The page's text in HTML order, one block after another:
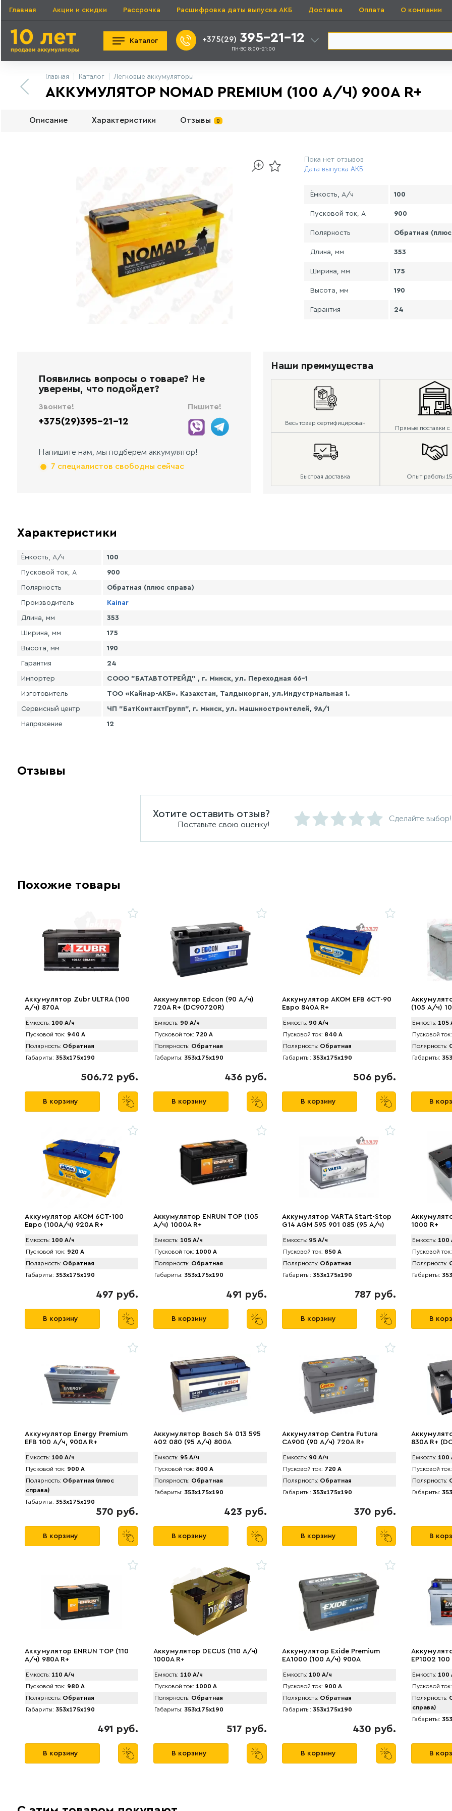
Главная Акции и скидки Рассрочка Расшифровка даты выпуска АКБ Доставка Оплата О компании
Каталог +375(29) 395-21-12
ПН-ВС 8:00-21:00
Главная Каталог Легковые аккумуляторы
АККУМУЛЯТОР NOMAD PREMIUM (100 А/Ч) 900A R+
Описание Характеристики Отзывы 0
Пока нет отзывов
Дата выпуска АКБ
Ёмкость, А/ч 100
Пусковой ток, А 900
Полярность Обратная
Длина, мм 353
Ширина, мм 175
Высота, мм 190
Гарантия 24
Появились вопросы о товаре? Не
уверены, что подойдет?
Звоните!
+375(29)395-21-12
Пишите!
Напишите нам, мы подберем аккумулятор!
7 специалистов свободны сейчас
Наши преимущества
Весь товар сертифицирован
Прямые поставки с
Быстрая доставка Опыт работы
Характеристики
Ёмкость, А/ч 100
Пусковой ток, А 900
Полярность Обратная (плюс справа)
Производитель Kainar
Длина, мм 353
Ширина, мм 175
Высота, мм 190
Гарантия 24
Импортер СООО "БАТАВТОТРЕЙД" , г. Минск, ул. Переходная 66-1
Изготовитель ТОО «Кайнар-АКБ». Казахстан, Талдыкорган, ул.Индустриальная 1.
Сервисный центр ЧП "БатКонтактГрупп", г. Минск, ул. Машиностроителей, 9А/1
Напряжение 12
Отзывы
Хотите оставить отзыв?
Поставьте свою оценку!
Сделайте выбор!
Похожие товары
Аккумулятор Zubr ULTRA (100
А/ч) 870А
Емкость: 100 А/ч
Пусковой ток: 940 А
Полярность: Обратная
Габариты: 353x175x190
506.72 руб.
В корзину
Аккумулятор Edcon (90 А/ч)
720A R+ (DC90720R)
Емкость: 90 А/ч
Пусковой ток: 720 А
Полярность: Обратная
Габариты: 353x175x190
436 руб.
В корзину
Аккумулятор AKOM EFB 6CT-90
Евро 840A R+
Емкость: 90 А/ч
Пусковой ток: 840 А
Полярность: Обратная
Габариты: 353x175x190
506 руб.
В корзину
(105 А/ч)
Емкость: 105
Пусковой ток:
Полярность:
Габариты:
В
Аккумулятор AKOM 6CT-100
Евро (100А/ч) 920А R+
Емкость: 100 А/ч
Пусковой ток: 920 А
Полярность: Обратная
Габариты: 353x175x190
497 руб.
В корзину
Аккумулятор ENRUN TOP (105
А/ч) 1000A R+
Емкость: 105 А/ч
Пусковой ток: 1000 А
Полярность: Обратная
Габариты: 353x175x190
491 руб.
В корзину
Аккумулятор VARTA Start-Stop
G14 AGM 595 901 085 (95 А/ч)
Емкость: 95 А/ч
Пусковой ток: 850 А
Полярность: Обратная
Габариты: 353x175x190
787 руб.
В корзину
1000 R+
Емкость: 100
Пусковой ток:
Полярность:
Габариты:
В
Аккумулятор Energy Premium
EFB 100 А/ч, 900A R+
Емкость: 100 А/ч
Пусковой ток: 900 А
Полярность: Обратная (плюс
справа)
Габариты: 353x175x190
570 руб.
В корзину
Аккумулятор Bosch S4 013 595
402 080 (95 А/ч) 800A
Емкость: 95 А/ч
Пусковой ток: 800 А
Полярность: Обратная
Габариты: 353x175x190
423 руб.
В корзину
Аккумулятор Centra Futura
CA900 (90 А/ч) 720А R+
Емкость: 90 А/ч
Пусковой ток: 720 А
Полярность: Обратная
Габариты: 353x175x190
370 руб.
В корзину
830A R+
Емкость: 100
Пусковой ток:
Полярность:
Габариты:
В
Аккумулятор ENRUN TOP (110
А/ч) 980A R+
Емкость: 110 А/ч
Пусковой ток: 980 А
Полярность: Обратная
Габариты: 353x175x190
491 руб.
В корзину
Аккумулятор DECUS (110 А/ч)
1000A R+
Емкость: 110 А/ч
Пусковой ток: 1000 А
Полярность: Обратная
Габариты: 353x175x190
517 руб.
В корзину
Аккумулятор Exide Premium
EA1000 (100 А/ч) 900A
Емкость: 100 А/ч
Пусковой ток: 900 А
Полярность: Обратная
Габариты: 353x175x190
430 руб.
В корзину
EP1002
Емкость: 100
Пусковой ток:
Полярность:
справа)
Габариты:
В